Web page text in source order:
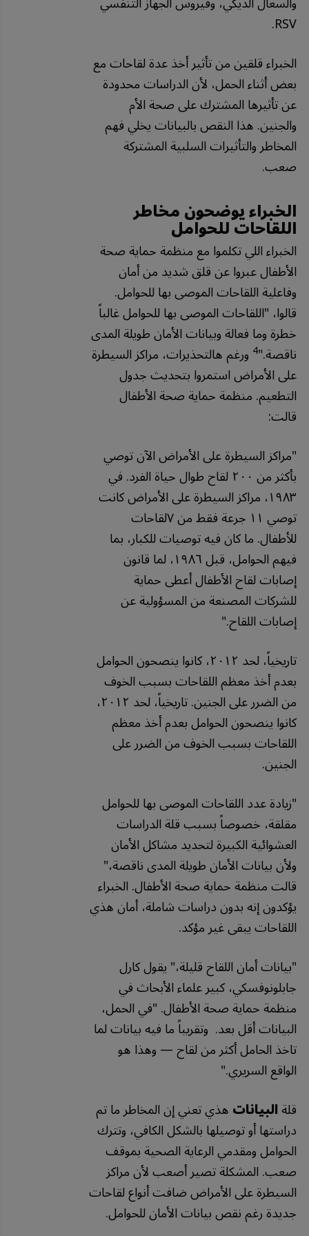
RSV.
الخبراء قلقين من تأثير أخذ عدة لقاحات مع
بعض أثناء الحمل، لأن الدراسات محدودة
عن تأثيرها المشترك على صحة الأم
والجنين. هذا النقص بالبيانات يخلي فهم
المخاطر والتأثيرات السلبية المشتركة
صعب.
الخبراء يوضحون مخاطر
اللقاحات للحوامل
الخبراء اللي تكلموا مع منظمة حماية صحة
الأطفال عبروا عن قلق شديد من أمان
وفاعلية اللقاحات الموصى بها للحوامل.
قالوا، "اللقاحات الموصى بها للحوامل غالباً
خطرة وما فعالة وبيانات الأمان طويلة المدى
ناقصة."4 ورغم هالتحذيرات، مراكز السيطرة
على الأمراض استمروا بتحديث جدول
التطعيم. منظمة حماية صحة الأطفال
قالت:
"مراكزالسيطرةعلىالأمراضالآنتوصي
بأكثرمن ٢٠٠ لقاحطوالحياةالفرد.في
١٩٨٣، مراكزالسيطرةعلىالأمراضكانت
توصي ١١ جرعةفقطمن٧لقاحات
للأطفال.ماكانفيهتوصياتللكبار، بما
فيهمالحوامل، قبل١٩٨٦، لماقانون
إصاباتلقاحالأطفالأعطىحماية
للشركاتالمصنعةمنالمسؤوليةعن
إصاباتاللقاح."
تاريخياً، لحد ٢٠١٢، كانوا ينصحون الحوامل
بعدم أخذ معظم اللقاحات بسبب الخوف
من الضرر على الجنين. تاريخياً، لحد ٢٠١٢،
كانوا ينصحون الحوامل بعدم أخذ معظم
اللقاحات بسبب الخوف من الضرر على
الجنين.
"زيادة عدد اللقاحات الموصى بها للحوامل
مقلقة، خصوصاً بسبب قلة الدراسات
العشوائية الكبيرة لتحديد مشاكل الأمان
ولأن بيانات الأمان طويلة المدى ناقصة،"
قالت منظمة حماية صحة الأطفال. الخبراء
يؤكدون إنه بدون دراسات شاملة، أمان هذي
اللقاحات يبقى غير مؤكد.
"بيانات أمان اللقاح قليلة،" يقول كارل
جابلونوفسكي، كبير علماء الأبحاث في
منظمة حماية صحة الأطفال. "في الحمل،
البيانات أقل بعد. وتقريباً ما فيه بيانات لما
تاخذ الحامل أكثر من لقاح — وهذا هو
الواقع السريري."
قلةالبياناتهذي تعني إن المخاطر ما تم
دراستها أو توصيلها بالشكل الكافي، وتترك
الحوامل ومقدمي الرعاية الصحية بموقف
صعب. المشكلة تصير أصعب لأن مراكز
السيطرة على الأمراض ضافت أنواع لقاحات
جديدة رغم نقص بيانات الأمان للحوامل.